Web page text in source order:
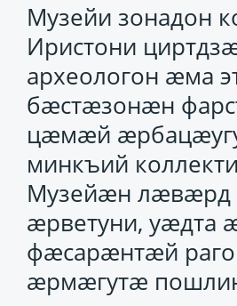
Музейи зонадон
Иристони
археологон ӕма
бӕстӕзонӕн
цӕмӕй
минкъий
Музейӕн лӕвӕрд
ӕрветуни, уӕдта
фӕсарӕнтӕй
ӕрмӕгутӕ